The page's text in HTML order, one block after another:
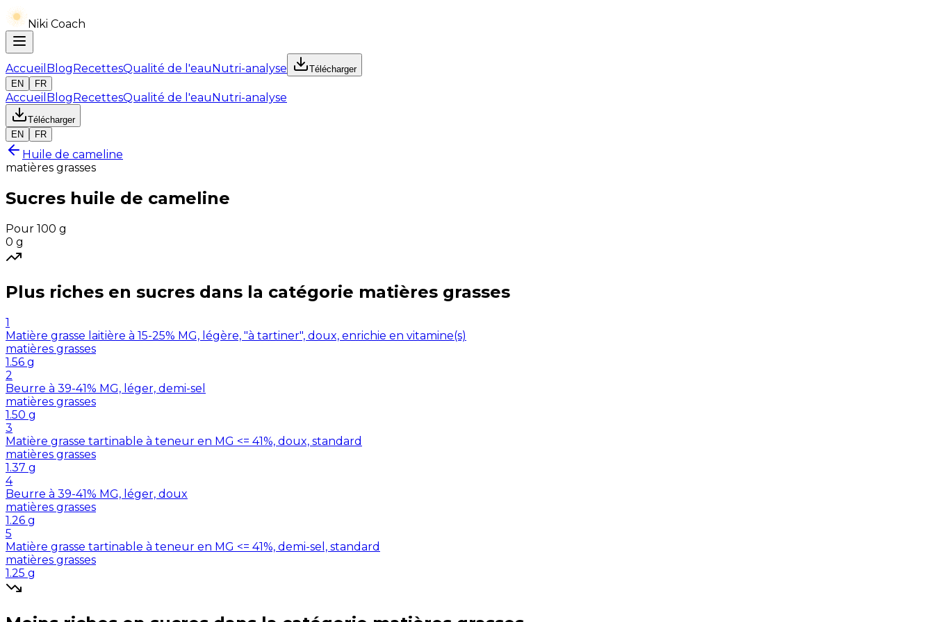
Niki Coach
Accueil BlogRecettesQualité de l'eauNutri-analyse
Télécharger
EN
FR
Accueil BlogRecettesQualité de l'eauNutri-analyse
Télécharger
EN
FR
Huile de cameline
matières grasses
Sucres huile de cameline
Pour 100 g
0 g
Plus riches en sucres dans la catégorie matières grasses
1
Matière grasse laitière à 15-25% MG, légère, "à tartiner", doux, enrichie en vitamine(s)
matières grasses
1.56 g
2
Beurre à 39-41% MG, léger, demi-sel
matières grasses
1.50 g
3
Matière grasse tartinable à teneur en MG <= 41%, doux, standard
matières grasses
1.37 g
4
Beurre à 39-41% MG, léger, doux
matières grasses
1.26 g
5
Matière grasse tartinable à teneur en MG <= 41%, demi-sel, standard
matières grasses
1.25 g